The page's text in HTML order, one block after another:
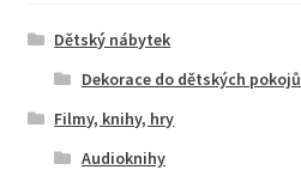
Dětský nábytek
Dekorace do dětských pokojů
Filmy, knihy, hry
Audioknihy